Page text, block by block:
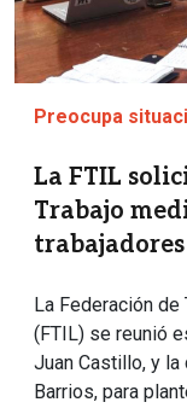
Preocupa
La FTIL
Trabajo
trabajadores
La Federación
(FTIL) se reunió
Juan Castillo, y la
Barrios, para